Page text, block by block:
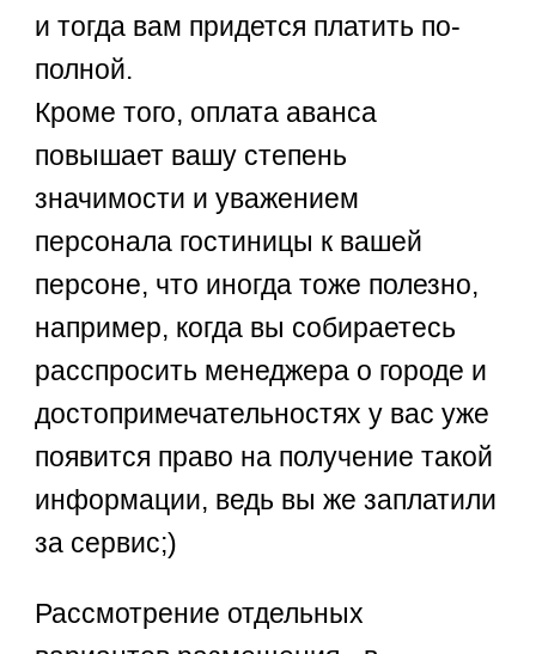
и тогда вам придется платить по-
полной.
Кроме того, оплата аванса
повышает вашу степень
значимости и уважением
персонала гостиницы к вашей
персоне, что иногда тоже полезно,
например, когда вы собираетесь
расспросить менеджера о городе и
достопримечательностях у вас уже
появится право на получение такой
информации, ведь вы же заплатили
за сервис;)
Рассмотрение отдельных